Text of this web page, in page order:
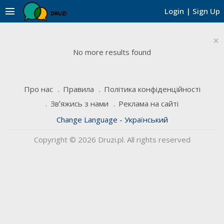
Login | Sign Up
menu
×
No more results found
Про нас Правила
Політика конфіденційності
Звʼяжись з нами
Реклама на сайті
Change Language - Український
Copyright © 2026 Druzi.pl. All rights reserved